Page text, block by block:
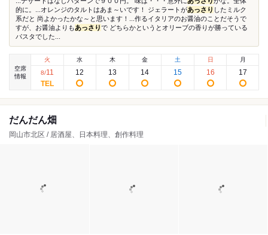
的に。...オレンジのタルトはあま～いです！ ジェラートがあっさり したミルク
系だと 尚よかったかな～と思います！...作るイタリアのお醤油のことだそうで
すが、お醤油よりもあっさりで どちらかというとオリーブの香りが勝っている
パスタでした...
空席
情報
火
8/11
水
12
木
13
金
14
土
15
日
16
月
17
だんだん畑
岡山市北区 / 居酒屋、日本料理、創作料理